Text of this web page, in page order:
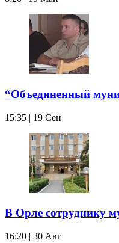
“Объединенный
15:35 | 19 Сен
В Орле сотруднику
16:20 | 30 Авг